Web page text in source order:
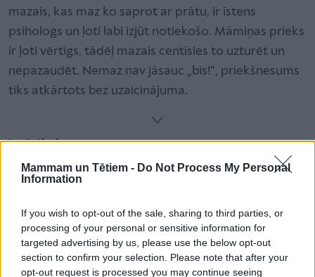
Mammam un Tētiem - Do Not Process My Personal
Information
If you wish to opt-out of the sale, sharing to third parties, or
processing of your personal or sensitive information for
targeted advertising by us, please use the below opt-out
section to confirm your selection. Please note that after your
opt-out request is processed you may continue seeing
mazais, kas maz ko saprot ar prātu, ir īstens
psihologs un ļoti labi izjūt notiekošo. Māmiņas prieks
ir ļoti vērtīgs, tādēļ mazais centīsies to uzturēt un
nepazaudēt. Nemaz nav jāsauc „bis!”, priekšnesums
tiks atkārtots bez uzaicinājuma.
Lasītākais
Kas īsti vainīgs pie tā, ka Rīgas Dzemdību namā
''Mamma piespieda mani apprecēties 16 gadu
vecumā. Nesaprotu, kā to var nodarīt savam
bērnam''